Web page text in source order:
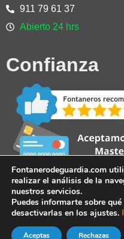
911 79 61 37
Abierto 24 hrs
Confianza
Fontanerodeguardia.com
realizar el análisis de la
nuestros servicios.
Puedes informarte sobre
desactivarlas en los ajustes.
Aceptas Rechazas